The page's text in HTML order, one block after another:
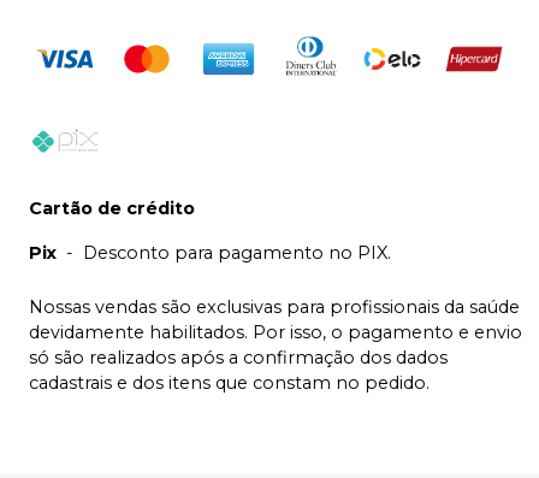
Cartão de crédito
Pix - Desconto para pagamento no PIX.
Nossas vendas são exclusivas para profissionais da saúde
devidamente habilitados. Por isso, o pagamento e envio
só são realizados após a confirmação dos dados
cadastrais e dos itens que constam no pedido.